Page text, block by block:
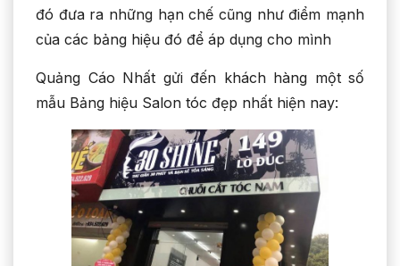
đó đưa ra những hạn chế cũng như điểm mạnh
của các bảng hiệu đó để áp dụng cho mình
Quảng Cáo Nhất gửi đến khách hàng một số
mẫu Bảng hiệu Salon tóc đẹp nhất hiện nay: